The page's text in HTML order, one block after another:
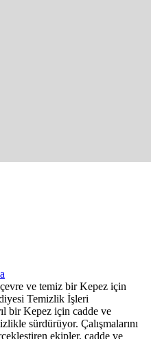
ve temiz bir Kepez için
Temizlik İşleri
bir Kepez için cadde ve
sürdürüyor. Çalışmalarını
ekipler, cadde ve